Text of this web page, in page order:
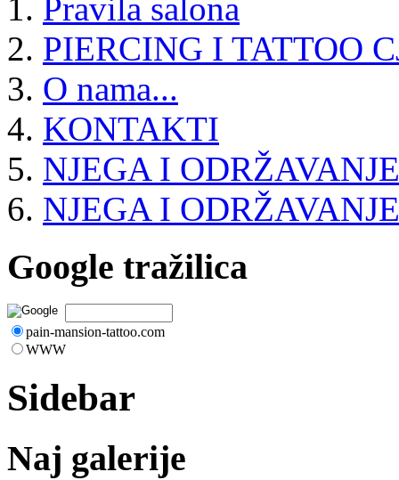
Pravila salona
PIERCING I TATTOO
O nama...
KONTAKTI
NJEGA I
NJEGA I
Google tražilica
pain-mansion-tattoo.com
WWW
Sidebar
Naj galerije